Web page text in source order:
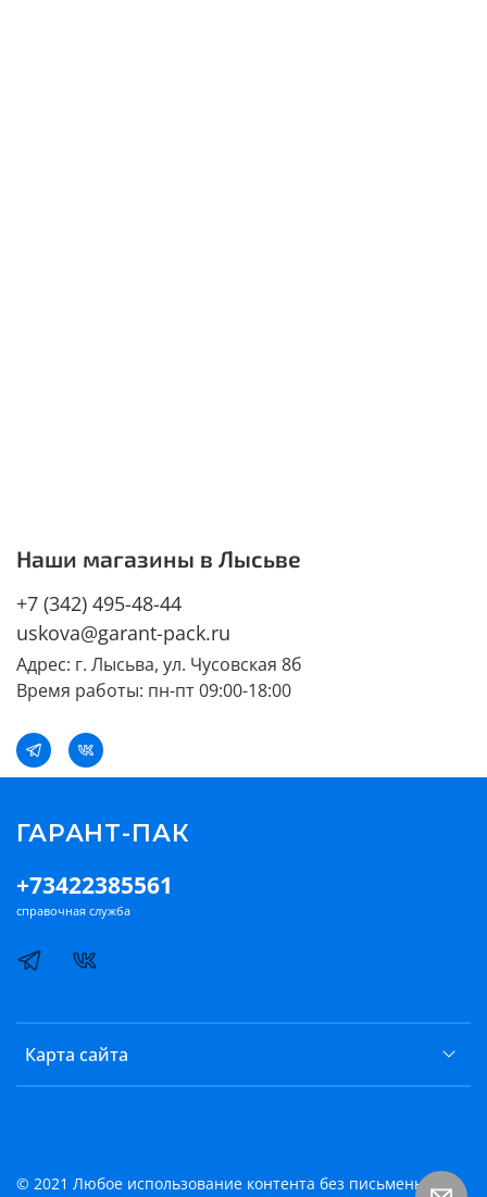
Наши магазины в Лысьве
+7 (342) 495-48-44
uskova@garant-pack.ru
Адрес: г. Лысьва, ул. Чусовская 8б
Время работы: пн-пт 09:00-18:00
Карта сайта
+73422385561
справочная служба
ГАРАНТ-ПАК
© 2021 Любое использование контента без письменного